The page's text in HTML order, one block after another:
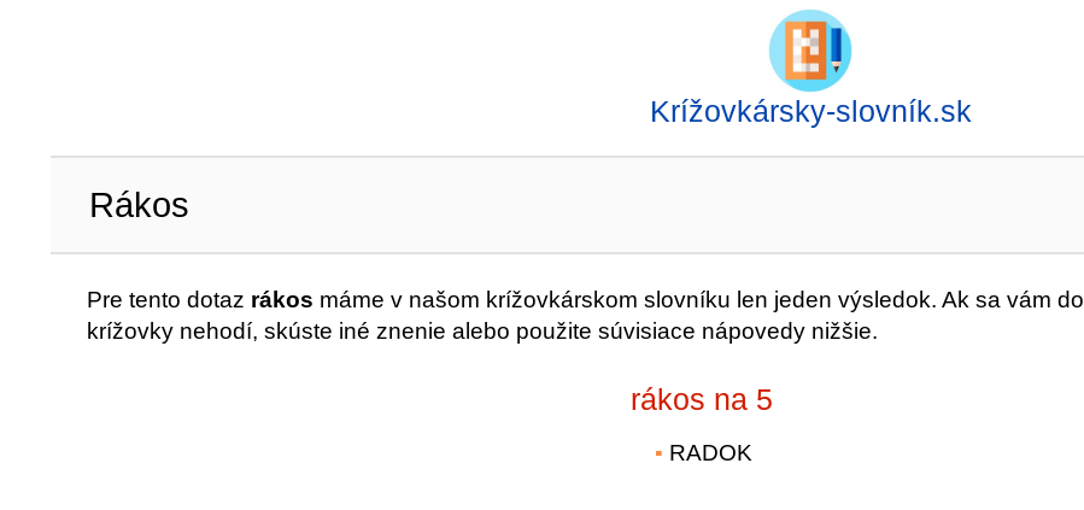
Krížovkársky-slovník.sk
Rákos
Pre tento dotaz rákos máme v našom krížovkárskom slovníku len jeden výsledok. Ak sa vám do
krížovky nehodí, skúste iné znenie alebo použite súvisiace nápovedy nižšie.
rákos na 5
RADOK